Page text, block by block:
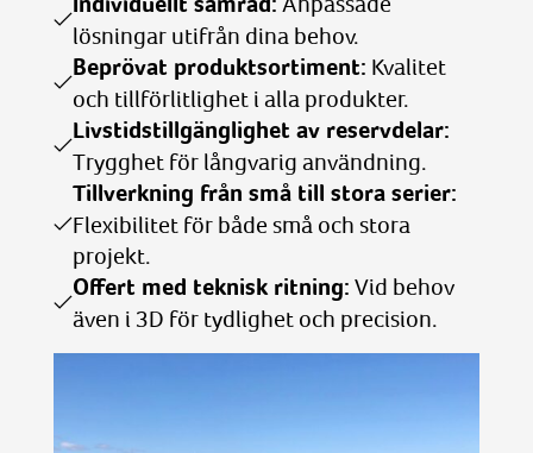
lösningar utifrån dina behov.
Beprövat produktsortiment: Kvalitet
och tillförlitlighet i alla produkter.
Livstidstillgänglighet av reservdelar:
Trygghet för långvarig användning.
Tillverkning från små till stora serier:
Flexibilitet för både små och stora
projekt.
Offert med teknisk ritning: Vid behov
även i 3D för tydlighet och precision.